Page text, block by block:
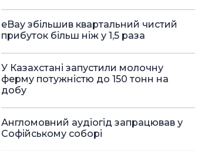
eBay збільшив квартальний чистий
прибуток більш ніж у 1,5 раза
У Казахстані запустили молочну
ферму потужністю до 150 тонн на
добу
Англомовний аудіогід запрацював у
Софійському соборі